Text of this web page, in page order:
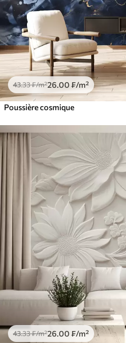
43.33₣/m²26 .00 ₣/m²
Poussière cosmique
43.33₣/m²26 .00 ₣/m²